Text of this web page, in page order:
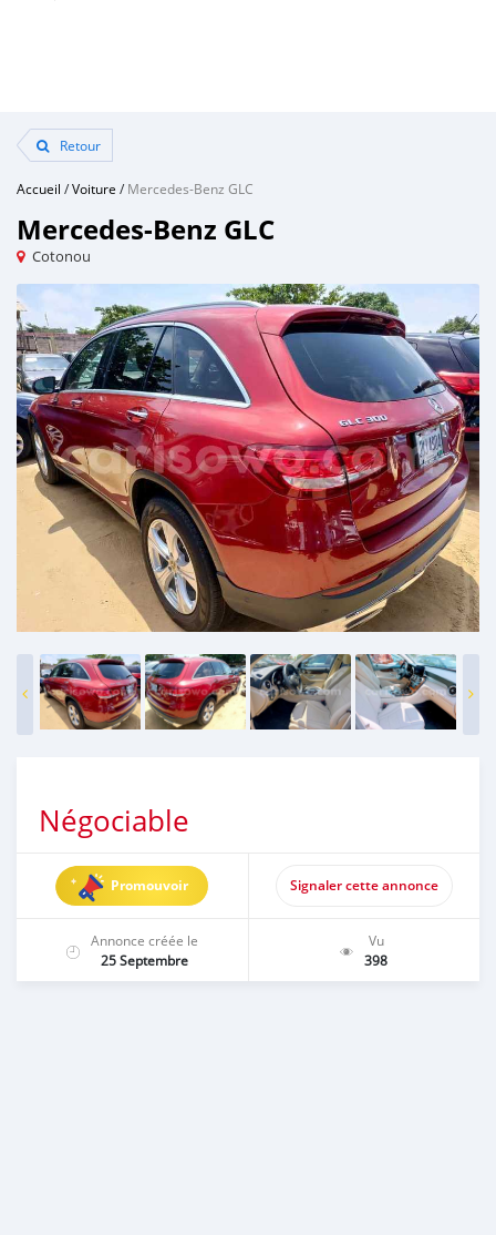
Retour
Accueil /Voiture /Mercedes-Benz GLC
Mercedes-Benz GLC
Cotonou
Négociable
Promouvoir Signaler cette annonce
Annonce créée le
25 Septembre
Vu
398